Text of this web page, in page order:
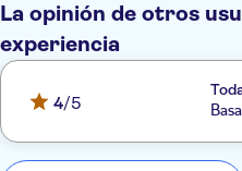
La opinión de otros
experiencia
4/5